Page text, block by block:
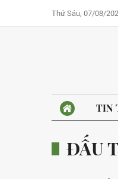
Thứ Sáu, 07/08/
TIN
ĐẤU